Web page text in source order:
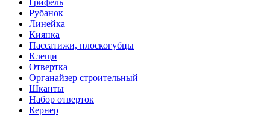
Грифель
Рубанок
Линейка
Киянка
Пассатижи, плоскогубцы
Клещи
Отвертка
Органайзер строительный
Шканты
Набор отверток
Кернер